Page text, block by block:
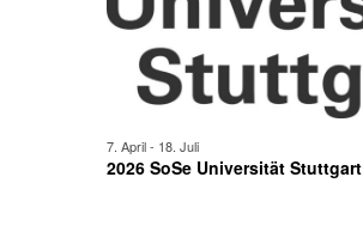
2026 SoSe Universität Stuttgart
7. April- 18. Juli